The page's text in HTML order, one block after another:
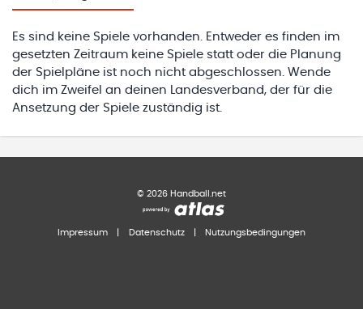
Es sind keine Spiele vorhanden. Entweder es finden im
gesetzten Zeitraum keine Spiele statt oder die Planung
der Spielpläne ist noch nicht abgeschlossen. Wende
dich im Zweifel an deinen Landesverband, der für die
Ansetzung der Spiele zuständig ist.
© 2026 Handball.net
Impressum Datenschutz Nutzungsbedingungen